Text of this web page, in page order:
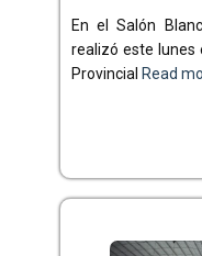
En el Salón
realizó este lunes
Provincial Read